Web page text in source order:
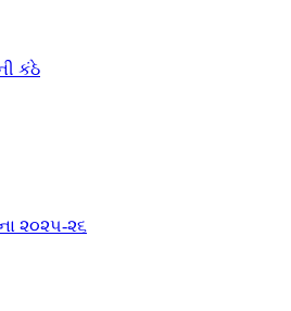
કંઠે
૨૦૨૫-૨૬